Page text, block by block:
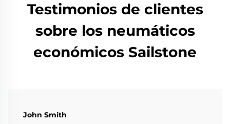
Testimonios de clientes
sobre los neumáticos
económicos Sailstone
John Smith